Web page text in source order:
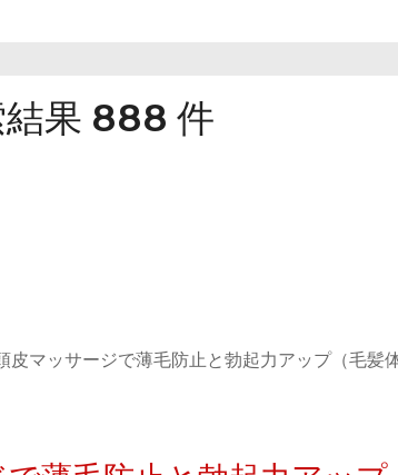
果 888 件
マッサージで薄毛防止と勃起力アップ（毛髪